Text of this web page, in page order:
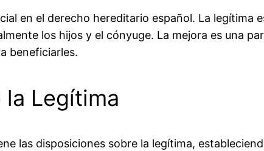
en el derecho hereditario español. La legítima
los hijos y el cónyuge. La mejora es una
beneficiarles.
Legítima
las disposiciones sobre la legítima,